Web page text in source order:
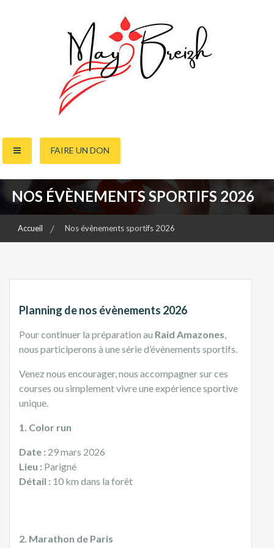
FAIRE UN DON
NOS ÉVÈNEMENTS SPORTIFS 2026
Accueil Nos évènements sportifs 2026
Planning de nos évènements 2026
Pour continuer la préparation au Raid Amazones,
nous participerons à une série d’évènements sportifs.
Venez nous encourager, nous accompagner sur ces
courses ou simplement vivre une expérience sportive
unique.
1. Color run
Date : 29 mars 2026
Lieu : Parigné
Détail : 10 km dans la forêt
2. Marathon de Paris